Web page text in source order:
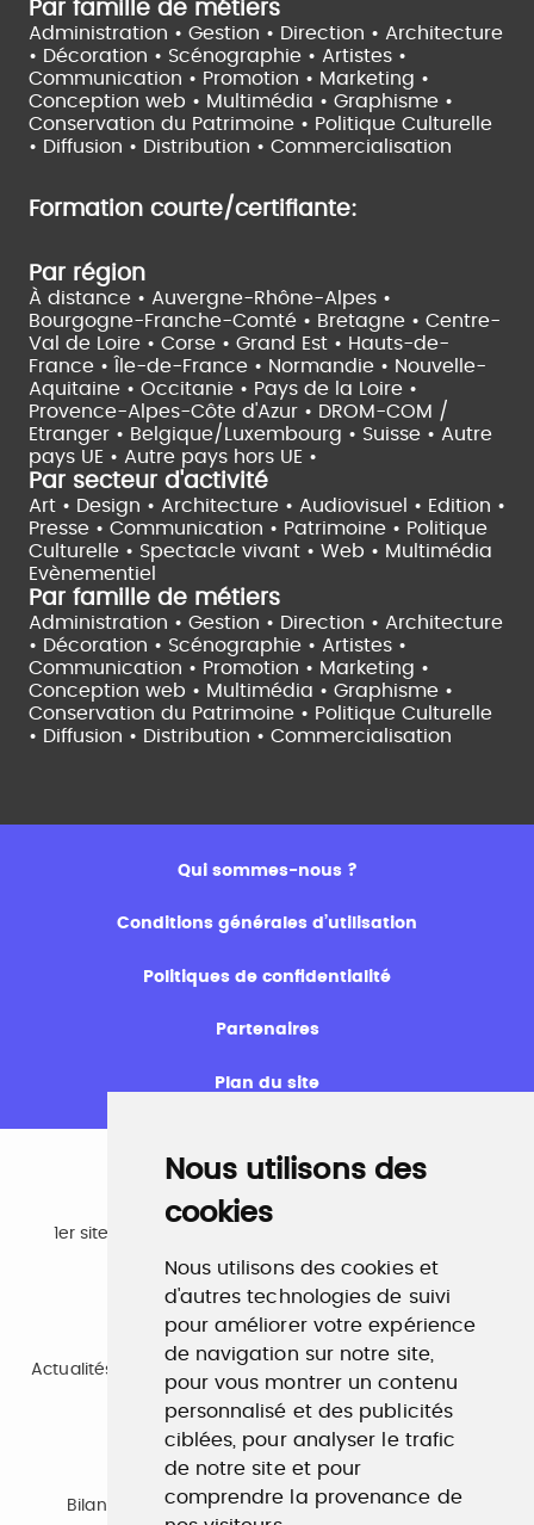
Nous utilisons des
cookies
Nous utilisons des cookies et
d'autres technologies de suivi
pour améliorer votre expérience
de navigation sur notre site,
pour vous montrer un contenu
personnalisé et des publicités
ciblées, pour analyser le trafic
de notre site et pour
comprendre la provenance de
Par famille de métiers
Administration • Gestion • Direction • Architecture
• Décoration • Scénographie • Artistes •
Communication • Promotion • Marketing •
Conception web • Multimédia • Graphisme •
Conservation du Patrimoine • Politique Culturelle
• Diffusion • Distribution • Commercialisation
Formation courte/certifiante:
Par région
À distance • Auvergne-Rhône-Alpes •
Bourgogne-Franche-Comté • Bretagne • Centre-
Val de Loire • Corse • Grand Est • Hauts-de-
France •
Île-de-France • Normandie • Nouvelle-
Aquitaine • Occitanie • Pays de la Loire •
Provence-Alpes-Côte d'Azur • DROM-COM /
Etranger • Belgique/Luxembourg • Suisse • Autre
pays UE • Autre pays hors UE •
Par secteur d'activité
Art • Design • Architecture • Audiovisuel • Edition •
Presse • Communication • Patrimoine • Politique
Culturelle • Spectacle vivant • Web • Multimédia
Evènementiel
Par famille de métiers
Administration • Gestion • Direction • Architecture
• Décoration • Scénographie • Artistes •
Communication • Promotion • Marketing •
Conception web • Multimédia • Graphisme •
Conservation du Patrimoine • Politique Culturelle
• Diffusion • Distribution • Commercialisation
Qui sommes-nous ?
Conditions générales d’utilisation
Politiques de confidentialité
Partenaires
Plan du site
Emploi
1er site emploi du secteur culturel 784.000 visites et
www.profilculture.com
Formation
Actualités, guide et annuaire des formations aux métiers
de la culture.
www.profilculture-formation.com
Accompagnement professionnel
Bilan de compétences, coaching, techniques de